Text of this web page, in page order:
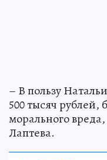
– В пользу
500 тысяч рублей,
морального
Лаптева.